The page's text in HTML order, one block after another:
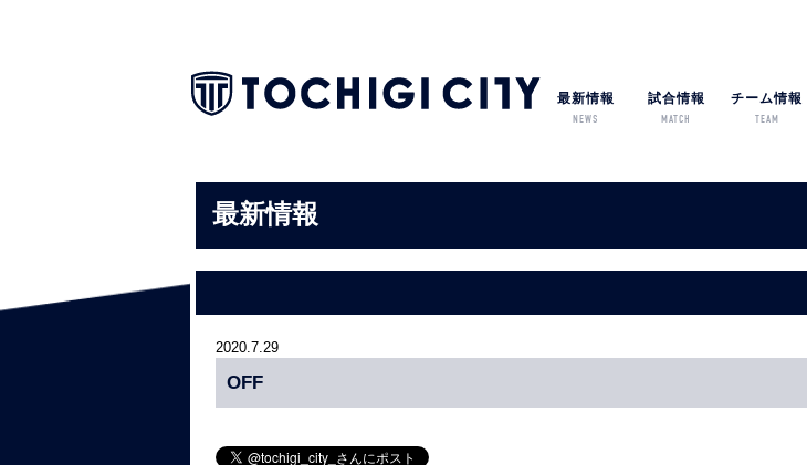
最新情報
NEWS
試合情報
MATCH
チーム情報
TEAM
最新情報
2020.7.29
OFF